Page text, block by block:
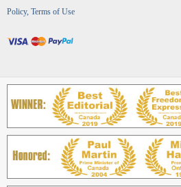
Policy, Terms of Use